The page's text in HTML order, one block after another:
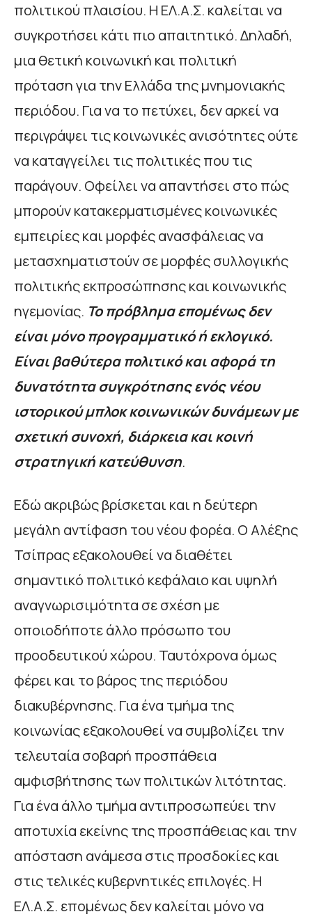
πολιτικού πλαισίου. Η ΕΛ.Α.Σ. καλείται να
συγκροτήσει κάτι πιο απαιτητικό. Δηλαδή,
μια θετική κοινωνική και πολιτική
πρόταση για την Ελλάδα της μνημονιακής
περιόδου. Για να το πετύχει, δεν αρκεί να
περιγράψει τις κοινωνικές ανισότητες ούτε
να καταγγείλει τις πολιτικές που τις
παράγουν. Οφείλει να απαντήσει στο πώς
μπορούν κατακερματισμένες κοινωνικές
εμπειρίες και μορφές ανασφάλειας να
μετασχηματιστούν σε μορφές συλλογικής
πολιτικής εκπροσώπησης και κοινωνικής
ηγεμονίας. Το πρόβλημα επομένως δεν
είναι μόνο προγραμματικό ή εκλογικό.
Είναι βαθύτερα πολιτικό και αφορά τη
δυνατότητα συγκρότησης ενός νέου
ιστορικού μπλοκ κοινωνικών δυνάμεων με
σχετική συνοχή, διάρκεια και κοινή
στρατηγική κατεύθυνση.
Εδώ ακριβώς βρίσκεται και η δεύτερη
μεγάλη αντίφαση του νέου φορέα. Ο Αλέξης
Τσίπρας εξακολουθεί να διαθέτει
σημαντικό πολιτικό κεφάλαιο και υψηλή
αναγνωρισιμότητα σε σχέση με
οποιοδήποτε άλλο πρόσωπο του
προοδευτικού χώρου. Ταυτόχρονα όμως
φέρει και το βάρος της περιόδου
διακυβέρνησης. Για ένα τμήμα της
κοινωνίας εξακολουθεί να συμβολίζει την
τελευταία σοβαρή προσπάθεια
αμφισβήτησης των πολιτικών λιτότητας.
Για ένα άλλο τμήμα αντιπροσωπεύει την
αποτυχία εκείνης της προσπάθειας και την
απόσταση ανάμεσα στις προσδοκίες και
στις τελικές κυβερνητικές επιλογές. Η
ΕΛ.Α.Σ. επομένως δεν καλείται μόνο να